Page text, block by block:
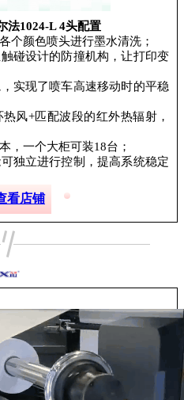
法1024-L 4头配置
个颜色喷头进行墨水清洗；
碰设计的防撞机构，让打印变
实现了喷车高速移动时的平稳
风+匹配波段的红外热辐射，
，一个大柜可装18台；
独立进行控制，提高系统稳定
看店铺